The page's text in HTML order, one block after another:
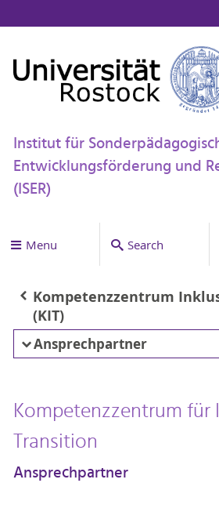
Institut für
Entwicklungsförderung und
(ISER)
Menu Search
Kompetenzzentrum
(KIT)
Ansprechpartner
Kompetenzzentrum für
Transition
Ansprechpartner